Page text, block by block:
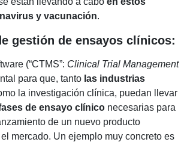
y vacunación.
gestión de ensayos clínicos:
(“CTMS”: Clinical Trial Management
para que, tanto las industrias
la investigación clínica, puedan llevar
de ensayo clínico necesarias para
de un nuevo producto
mercado. Un ejemplo muy concreto es